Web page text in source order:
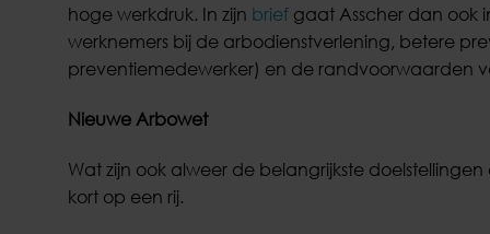
hoge werkdruk. In zijn brief gaat Asscher dan ook
werknemers bij de arbodienstverlening, betere
preventiemedewerker) en de randvoorwaarden
Nieuwe Arbowet
Wat zijn ook alweer de belangrijkste
kort op een rij.